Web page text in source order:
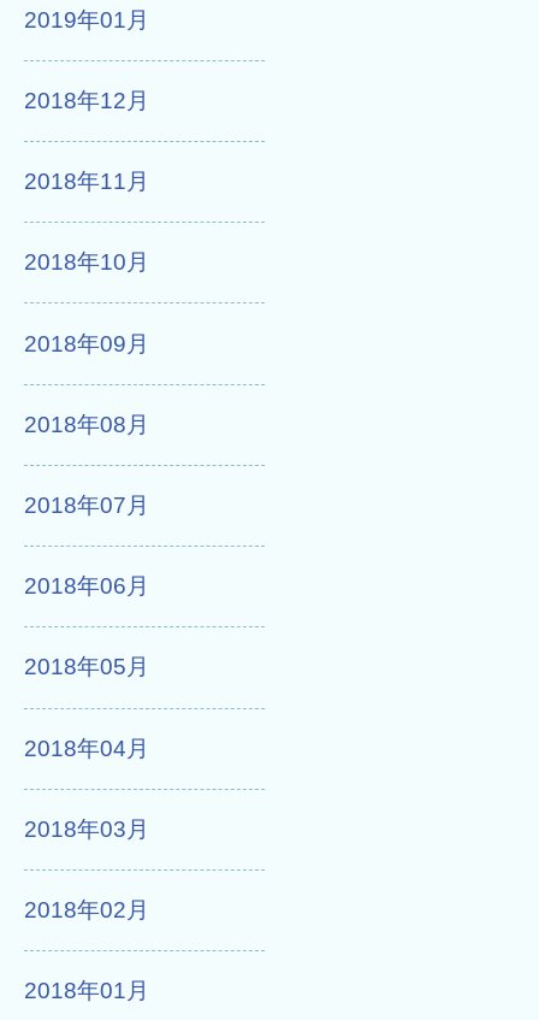
2019年01月
2018年12月
2018年11月
2018年10月
2018年09月
2018年08月
2018年07月
2018年06月
2018年05月
2018年04月
2018年03月
2018年02月
2018年01月